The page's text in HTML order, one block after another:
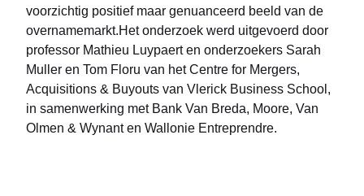
voorzichtig positief maar genuanceerd beeld van de
overnamemarkt.Het onderzoek werd uitgevoerd door
professor Mathieu Luypaert en onderzoekers Sarah
Muller en Tom Floru van het Centre for Mergers,
Acquisitions & Buyouts van Vlerick Business School,
in samenwerking met Bank Van Breda, Moore, Van
Olmen & Wynant en Wallonie Entreprendre.